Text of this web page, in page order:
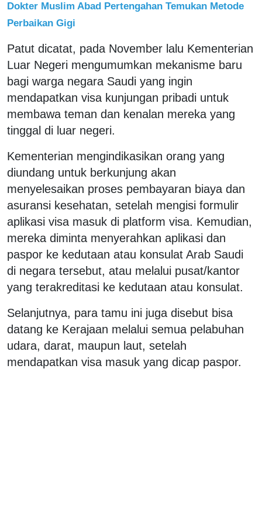
Dokter Muslim Abad Pertengahan Temukan Metode
Perbaikan Gigi
Patut dicatat, pada November lalu Kementerian
Luar Negeri mengumumkan mekanisme baru
bagi warga negara Saudi yang ingin
mendapatkan visa kunjungan pribadi untuk
membawa teman dan kenalan mereka yang
tinggal di luar negeri.
Kementerian mengindikasikan orang yang
diundang untuk berkunjung akan
menyelesaikan proses pembayaran biaya dan
asuransi kesehatan, setelah mengisi formulir
aplikasi visa masuk di platform visa. Kemudian,
mereka diminta menyerahkan aplikasi dan
paspor ke kedutaan atau konsulat Arab Saudi
di negara tersebut, atau melalui pusat/kantor
yang terakreditasi ke kedutaan atau konsulat.
Selanjutnya, para tamu ini juga disebut bisa
datang ke Kerajaan melalui semua pelabuhan
udara, darat, maupun laut, setelah
mendapatkan visa masuk yang dicap paspor.